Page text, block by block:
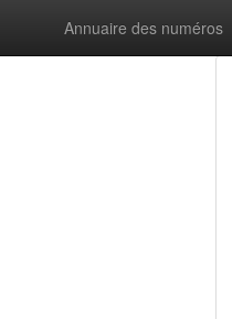
Annuaire des numéros